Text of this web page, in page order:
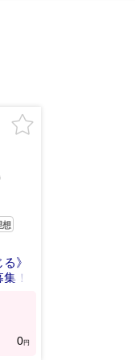
想
》
！
0円